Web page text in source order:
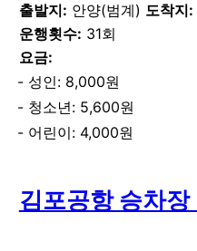
출발지: 안양(범계) 도착지:
운행횟수: 31회
요금:
성인: 8,000원
청소년: 5,600원
어린이: 4,000원
김포공항 승차장